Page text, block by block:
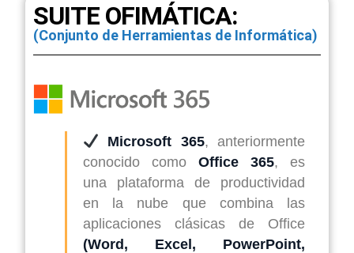
SUITE OFIMÁTICA:
(Conjunto de Herramientas de Informática)
Microsoft 365, anteriormente
conocido como Office 365, es
una plataforma de productividad
en la nube que combina las
aplicaciones clásicas de Office
(Word, Excel, PowerPoint,